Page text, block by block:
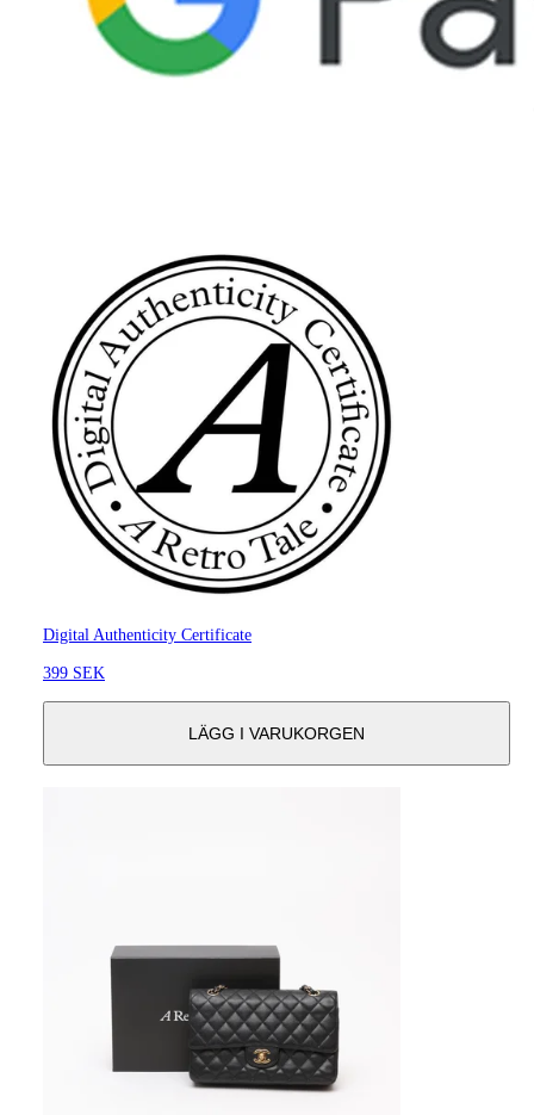
Digital Authenticity Certificate
399 SEK
LÄGG I VARUKORGEN